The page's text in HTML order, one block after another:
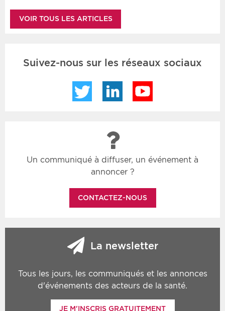
VOIR TOUS LES ARTICLES
Suivez-nous sur les réseaux sociaux
Twitter LinkedIn
Un communiqué à diffuser, un événement à
annoncer ?
CONTACTEZ-NOUS
La newsletter
Tous les jours, les communiqués et les annonces
d'événements des acteurs de la santé.
JE M'INSCRIS GRATUITEMENT